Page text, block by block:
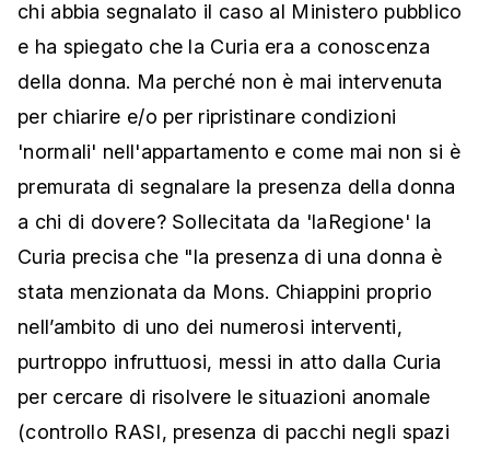
chi abbia segnalato il caso al Ministero pubblico
e ha spiegato che la Curia era a conoscenza
della donna. Ma perché non è mai intervenuta
per chiarire e/o per ripristinare condizioni
'normali' nell'appartamento e come mai non si è
premurata di segnalare la presenza della donna
a chi di dovere? Sollecitata da 'laRegione' la
Curia precisa che "la presenza di una donna è
stata menzionata da Mons. Chiappini proprio
nell’ambito di uno dei numerosi interventi,
purtroppo infruttuosi, messi in atto dalla Curia
per cercare di risolvere le situazioni anomale
(controllo RASI, presenza di pacchi negli spazi